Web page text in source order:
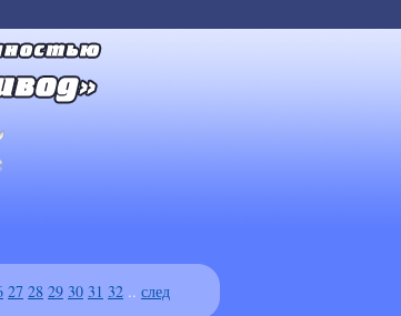
27 28 29 30 31 32 .. след